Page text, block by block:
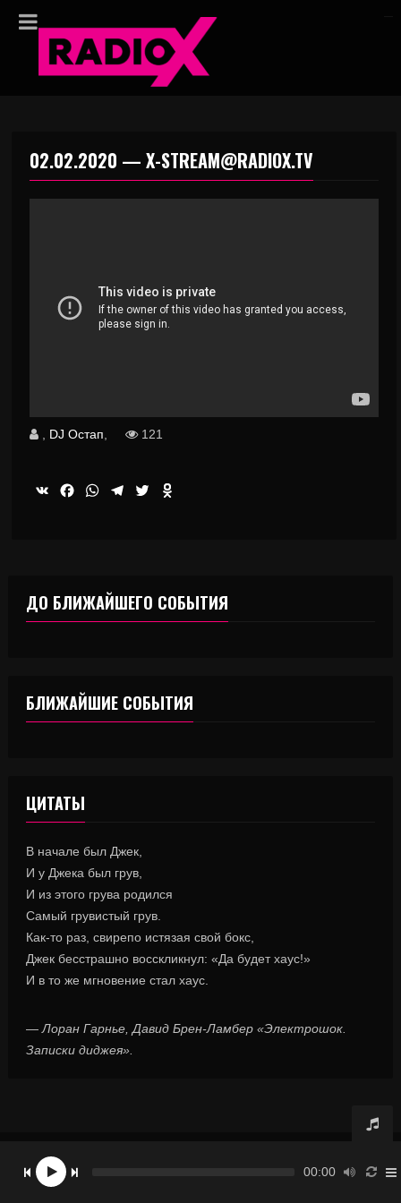
02.02.2020 — X-STREAM@RADIOX.TV
DJ Остап 121
VK Facebook
WhatsApp
Telegram
Twitter
ДО БЛИЖАЙШЕГО СОБЫТИЯ
БЛИЖАЙШИЕ СОБЫТИЯ
ЦИТАТЫ
В начале был Джек,
И у Джека был грув,
И из этого грува родился
Самый грувистый грув.
Как-то раз, свирепо истязая свой бокс,
Джек бесстрашно восскликнул: «Да будет хаус!»
И в то же мгновение стал хаус.
— Лоран Гарнье, Давид Брен-Ламбер «Электрошок.
Записки диджея».
© RadioX.TV 2020, все права защищены.
КОНТАКТЫ
00:00